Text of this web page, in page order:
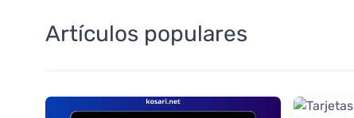
Artículos populares